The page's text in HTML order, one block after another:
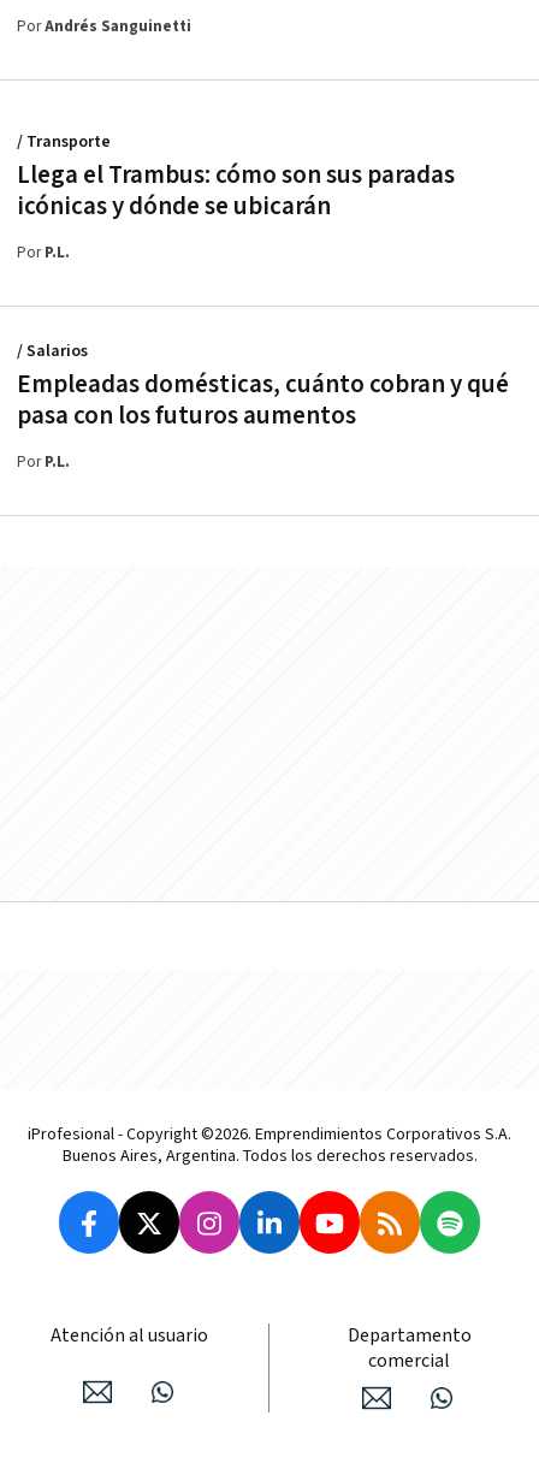
PorAndrés Sanguinetti
Llega el Trambus: cómo son sus paradas
icónicas y dónde se ubicarán
/ Transporte
PorP.L.
Empleadas domésticas, cuánto cobran y qué
pasa con los futuros aumentos
/ Salarios
PorP.L.
iProfesional - Copyright ©2026. Emprendimientos Corporativos S.A.
Buenos Aires, Argentina. Todos los derechos reservados.
Atención al usuario
Departamento
comercial